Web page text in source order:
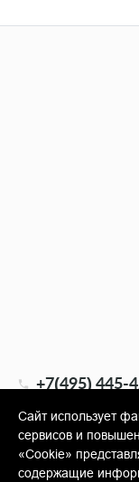
+7(495) 445-
info@shopkm.ru
Сайт использует
сервисов и
«Cookie»
содержащие